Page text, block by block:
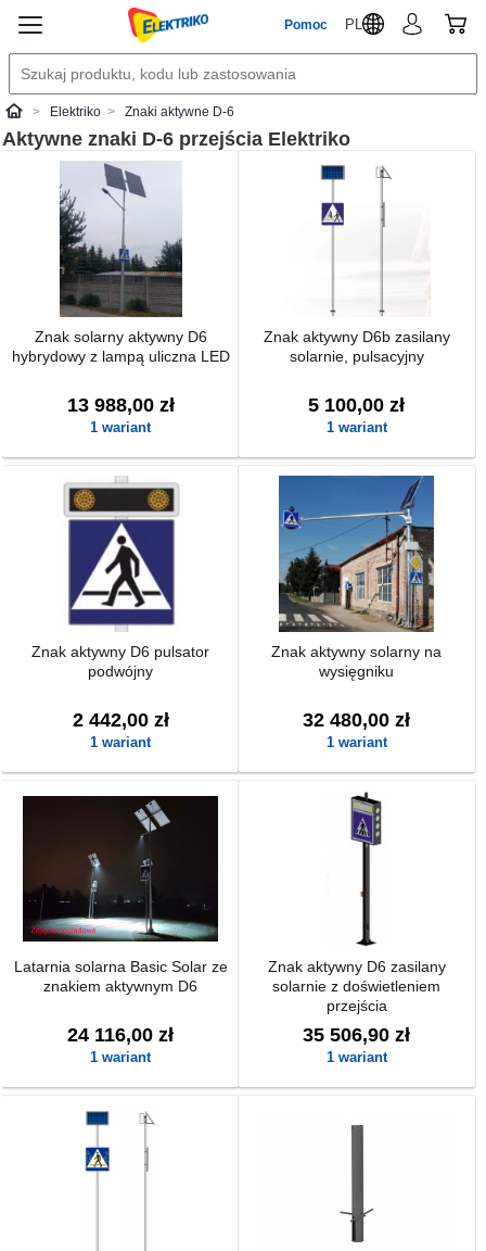
Pomoc PL
ElektrikoElektriko Znaki aktywne D-6
Aktywne znaki D-6 przejścia Elektriko
Znak solarny aktywny D6
hybrydowy z lampą uliczna LED
13 988,00 zł
1 wariant
Znak aktywny D6b zasilany
solarnie, pulsacyjny
5 100,00 zł
1 wariant
Znak aktywny D6 pulsator
podwójny
2 442,00 zł
1 wariant
Znak aktywny solarny na
wysięgniku
32 480,00 zł
1 wariant
Latarnia solarna Basic Solar ze
znakiem aktywnym D6
24 116,00 zł
1 wariant
Znak aktywny D6 zasilany
solarnie z doświetleniem
przejścia
35 506,90 zł
1 wariant